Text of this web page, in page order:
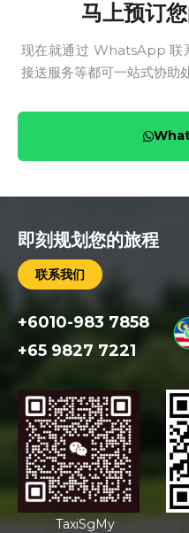
马上预订
现在就通过 WhatsApp 联
接送服务等都可一站式协助
即刻规划您的旅程
联系我们
+6010-983 7858
+65 9827 7221
TaxiSgMy